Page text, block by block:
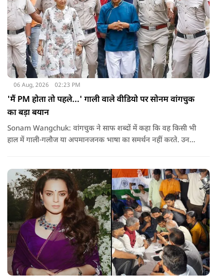
06 Aug, 2026 02:23 PM
'मैं PM होता तो पहले...' गाली वाले वीडियो पर सोनम वांगचुक
का बड़ा बयान
Sonam Wangchuk: वांगचुक ने साफ शब्दों में कहा कि वह किसी भी
हाल में गाली-गलौज या अपमानजनक भाषा का समर्थन नहीं करते. उनका